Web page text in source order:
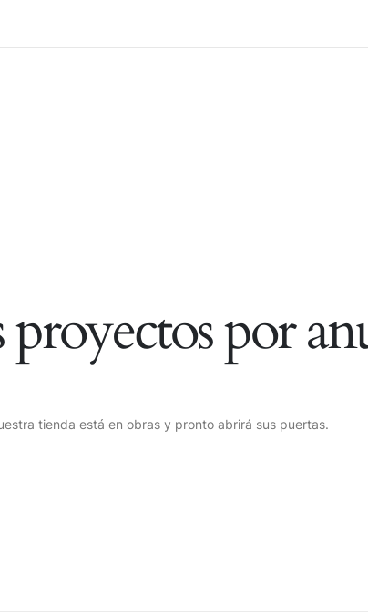
por
tienda está en obras y pronto abrirá sus puertas.